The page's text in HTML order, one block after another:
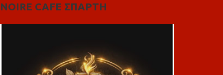
NOIRE CAFE ΣΠΑΡΤΗ